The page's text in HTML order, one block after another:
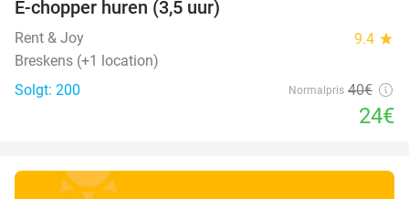
E-chopper huren (3,5 uur)
Rent & Joy 9.4 star
Breskens (+1 location)
Solgt: 200
Normalpris 40€
24€